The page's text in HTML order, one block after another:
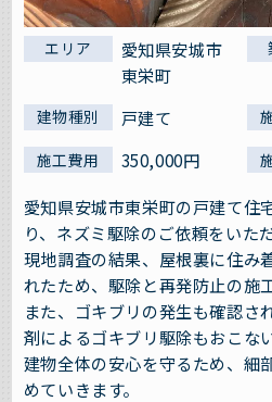
エリア
愛知県安城市
東栄町
建物種別 戸建て
施工費用 350,000円
愛知県安城市東栄町の戸建て住
り、ネズミ駆除のご依頼をいた
現地調査の結果、屋根裏に住み
れたため、駆除と再発防止の施
また、ゴキブリの発生も確認さ
剤によるゴキブリ駆除もおこな
建物全体の安心を守るため、細
めていきます。